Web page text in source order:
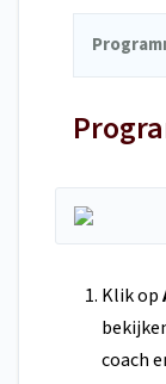
Klik op
coach